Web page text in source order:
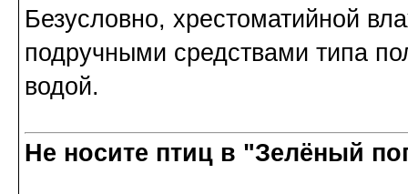
Безусловно, хрестоматийной
подручными средствами типа
водой.
Не носите птиц в "Зелёный